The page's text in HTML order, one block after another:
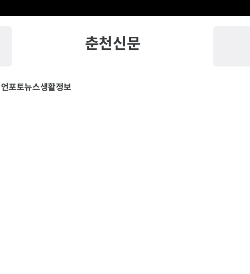
춘천신문
포토뉴스생활정보